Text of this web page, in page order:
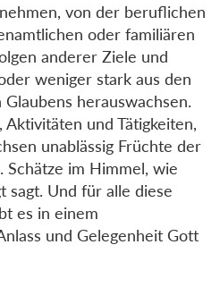
von der beruflichen
oder familiären
anderer Ziele und
weniger stark aus den
herauswachsen.
Aktivitäten und Tätigkeiten,
unablässig Früchte der
im Himmel, wie
sagt. Und für alle diese
es in einem
und Gelegenheit Gott